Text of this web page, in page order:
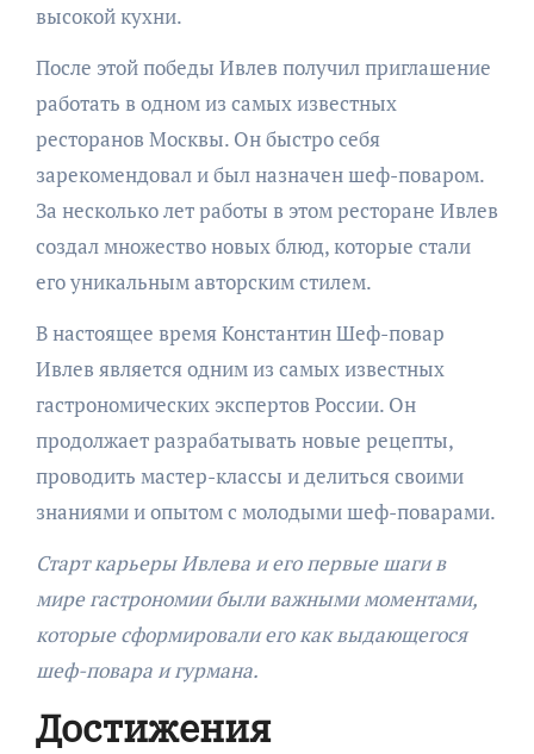
высокой кухни.
После этой победы Ивлев получил приглашение
работать в одном из самых известных
ресторанов Москвы. Он быстро себя
зарекомендовал и был назначен шеф-поваром.
За несколько лет работы в этом ресторане Ивлев
создал множество новых блюд, которые стали
его уникальным авторским стилем.
В настоящее время Константин Шеф-повар
Ивлев является одним из самых известных
гастрономических экспертов России. Он
продолжает разрабатывать новые рецепты,
проводить мастер-классы и делиться своими
знаниями и опытом с молодыми шеф-поварами.
Старт карьеры Ивлева и его первые шаги в
мире гастрономии были важными моментами,
которые сформировали его как выдающегося
шеф-повара и гурмана.
Достижения